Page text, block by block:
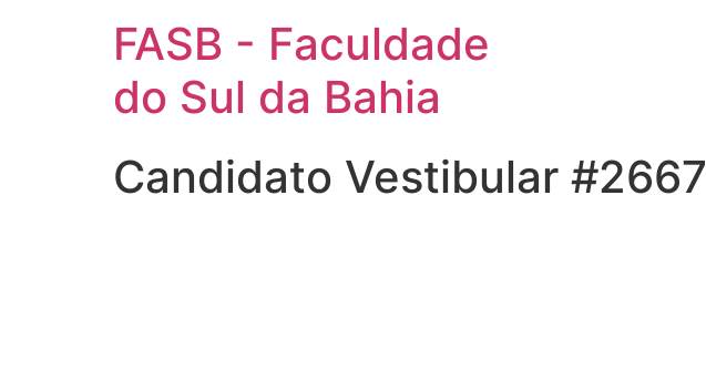
FASB - Faculdade
do Sul da Bahia
Candidato Vestibular #2667